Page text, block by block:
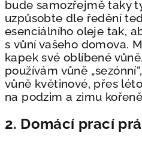
bude samozřejmě taky
uzpůsobte dle ředění
esenciálního oleje tak,
s vůní vašeho domova.
kapek své oblíbené vůně.
používám vůně
vůně květinové, přes
na podzim a zimu
2. Domácí prací